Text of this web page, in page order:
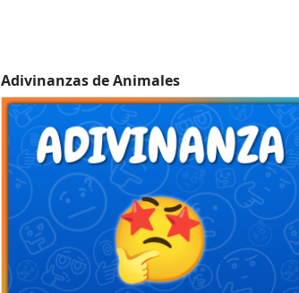
Adivinanzas de Animales